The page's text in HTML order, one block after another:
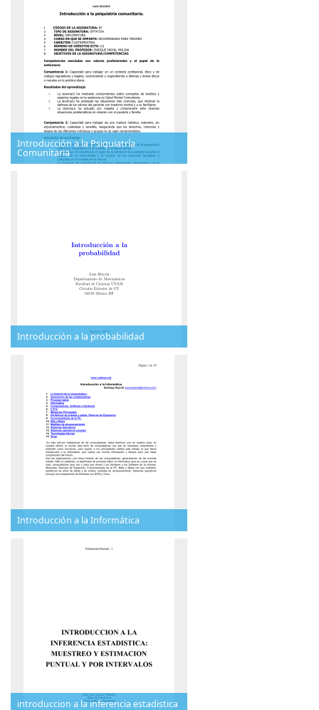
Introducción a la Psiquiatría
Comunitaria
Introducción a la probabilidad
Introducción a la Informática
introduccion a la inferencia estadistica